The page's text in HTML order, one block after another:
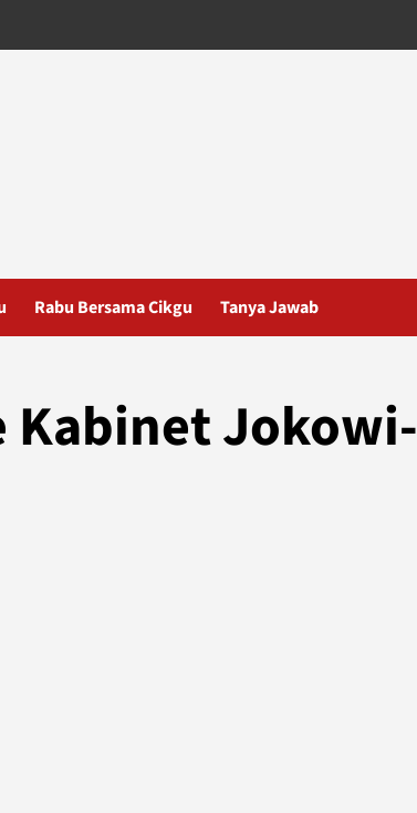
Rabu Bersama Cikgu Tanya Jawab
Kabinet Jokowi-